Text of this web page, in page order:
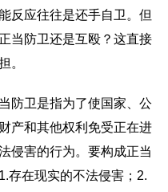
反应往往是还手自卫。但
当防卫还是互殴？这直接
。
防卫是指为了使国家、公
产和其他权利免受正在进
侵害的行为。要构成正当
存在现实的不法侵害；2.